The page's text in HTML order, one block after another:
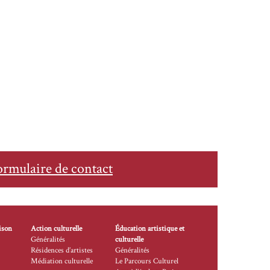
de contact
Action culturelle
Généralités
Résidences d’artistes
Médiation culturelle
Éducation artistique et
culturelle
Généralités
Le Parcours Culturel